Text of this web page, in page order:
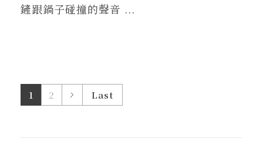
鏟跟鍋子碰撞的聲音 ...
1 2 Last